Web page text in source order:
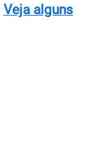
Veja alguns